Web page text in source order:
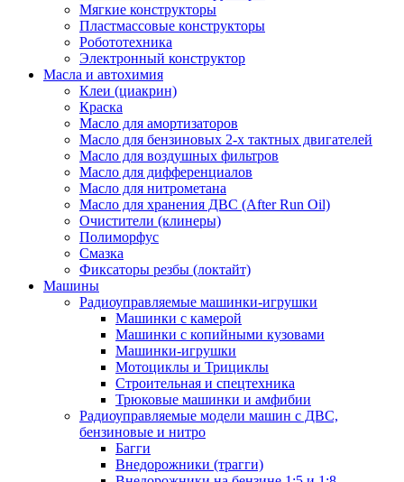
Мягкие конструкторы
Пластмассовые конструкторы
Робототехника
Электронный конструктор
Масла и автохимия
Клеи (циакрин)
Краска
Масло для амортизаторов
Масло для бензиновых 2-х тактных двигателей
Масло для воздушных фильтров
Масло для дифференциалов
Масло для нитрометана
Масло для хранения ДВС (After Run Oil)
Очистители (клинеры)
Полиморфус
Смазка
Фиксаторы резбы (локтайт)
Машины
Радиоуправляемые машинки-игрушки
Машинки с камерой
Машинки с копийными кузовами
Машинки-игрушки
Мотоциклы и Трициклы
Строительная и спецтехника
Трюковые машинки и амфибии
Радиоуправляемые модели машин с ДВС,
бензиновые и нитро
Багги
Внедорожники (трагги)